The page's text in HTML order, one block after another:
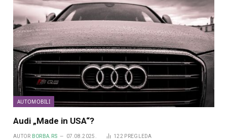
AUTOMOBILI
Audi „Made in USA“?
AUTOR BORBA.RS 07.08.2025. 122 PREGLEDA